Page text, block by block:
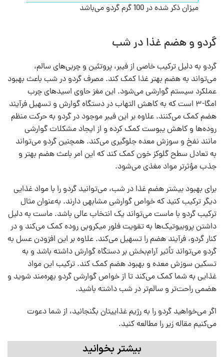
میزان ذکر شده در 100 گرم گردو می‌باشد
گردو و هضم غذا در شب
گردو به دلیل ترکیب خاصی از فیبر، پروتئین و چربی‌های سالم،
می‌تواند به هضم بهتر غذا کمک کند. مصرف گردو در شب باعث بهبود
عملکرد سیستم گوارشی می‌شود. این مغز حاوی اسیدهای چرب
امگا-۳ است که به کاهش التهاب در دستگاه گوارش و تسهیل فرآیند
هضم کمک می‌کنند. علاوه بر این فیبر موجود در گردو به حرکت منظم
روده‌ها و کاهش یبوست کمک کرده و از ایجاد مشکلات گوارشی
مانند نفخ و سوزش معده جلوگیری می‌کند. همچنین گردو می‌تواند
به تعادل سطح گلوکز خون کمک کند که این امر باعث هضم بهتر و
جذب مؤثرتر مواد مغذی می‌شود.
برای بهبود بیشتر هضم غذا در شب، می‌توانید گردو را با مواد غذایی
دیگر ترکیب کنید که خواص گوارشی مشابهی دارند. به‌عنوان مثال
ترکیب گردو با ماست می‌تواند یک انتخاب عالی باشد. ماست به دلیل
داشتن پروبیوتیک‌ها به تقویت فلور میکروبی روده کمک می‌کند و در
کنار گردو، فرآیند هضم را تسهیل می‌کند. علاوه بر این افزودن عسل به
گردو می‌تواند تأثیر آرام‌بخش بر دستگاه گوارش داشته باشد و به
تسکین سوزش معده و بهبود هضم کمک کند. ترکیب این مواد
غذایی به شما کمک می‌کند تا از خواص گوارشی گردو بهره‌مند شوید و
هضمی راحت‌تر و سالم‌تر در شب داشته باشید.
اگر می‌خواهید گردو را به رژیم غذاییتان بگنجانید، از شما دعوت
می‌کنیم مقاله زیر را مطالعه کنید.
بیشتر بخوانید